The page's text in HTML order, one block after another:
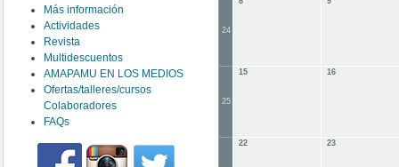
Más información
Actividades
Revista
Multidescuentos
AMAPAMU EN LOS MEDIOS
Ofertas/talleres/cursos
Colaboradores
FAQs
24
25
15 16
22 23